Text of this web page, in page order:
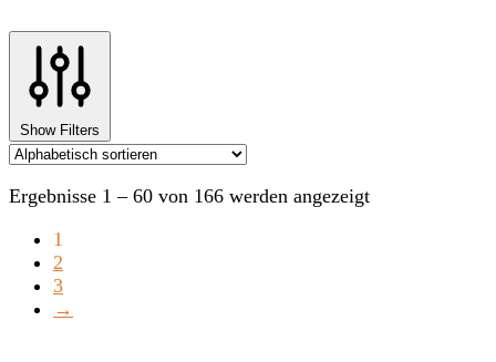
Show Filters
Ergebnisse 1 – 60 von 166 werden angezeigt
1
2
3
→